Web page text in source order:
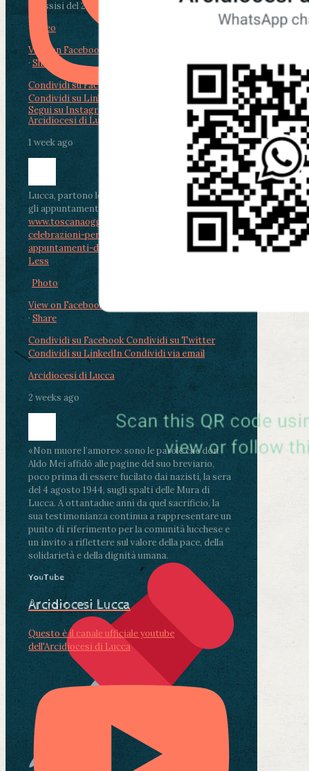
di Assisi del 2 Ag...
Video
View on Facebook
· Share
Condividi su Facebook
Condividi su LinkedIn
Condividi via email
Arcidiocesi di Lucca
1 week ago
Lucca, partono le celebrazioni per don Aldo Mei:
gli appuntamenti dal 2 al 4 agosto
www.toscanaoggi.it/lucca-partono-le-
celebrazioni-per-don-aldo-mei-gli-
appuntamenti-dal-2-al-4-ago...
See MoreSee
Less
Photo
View on Facebook
· Share
Condividi su FacebookCondividi su Twitter
Condividi su LinkedInCondividi via email
Arcidiocesi di Lucca
2 weeks ago
«Non muore l’amore»: sono le parole che don
Aldo Mei affidò alle pagine del suo breviario,
poco prima di essere fucilato dai nazisti, la sera
del 4 agosto 1944, sugli spalti delle Mura di
Lucca. A ottantadue anni da quel sacrificio, la
sua testimonianza continua a rappresentare un
punto di riferimento per la comunità lucchese e
un invito a riflettere sul valore della pace, della
solidarietà e della dignità umana.
Segui su Instagram
YouTube
Arcidiocesi Lucca
Questo è il canale ufficiale youtube
dell'Arcidiocesi di Lucca